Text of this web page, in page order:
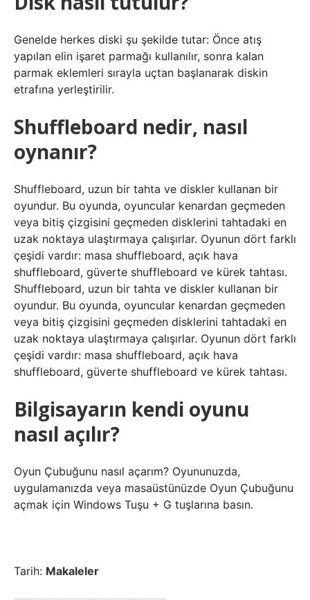
Genelde herkes diski şu şekilde tutar: Önce atış
yapılan elin işaret parmağı kullanılır, sonra kalan
parmak eklemleri sırayla uçtan başlanarak diskin
etrafına yerleştirilir.
Shuffleboard nedir, nasıl
oynanır?
Shuffleboard, uzun bir tahta ve diskler kullanan bir
oyundur. Bu oyunda, oyuncular kenardan geçmeden
veya bitiş çizgisini geçmeden disklerini tahtadaki en
uzak noktaya ulaştırmaya çalışırlar. Oyunun dört farklı
çeşidi vardır: masa shuffleboard, açık hava
shuffleboard, güverte shuffleboard ve kürek tahtası.
Shuffleboard, uzun bir tahta ve diskler kullanan bir
oyundur. Bu oyunda, oyuncular kenardan geçmeden
veya bitiş çizgisini geçmeden disklerini tahtadaki en
uzak noktaya ulaştırmaya çalışırlar. Oyunun dört farklı
çeşidi vardır: masa shuffleboard, açık hava
shuffleboard, güverte shuffleboard ve kürek tahtası.
Bilgisayarın kendi oyunu
nasıl açılır?
Oyun Çubuğunu nasıl açarım? Oyununuzda,
uygulamanızda veya masaüstünüzde Oyun Çubuğunu
açmak için Windows Tuşu + G tuşlarına basın.
Tarih: Makaleler